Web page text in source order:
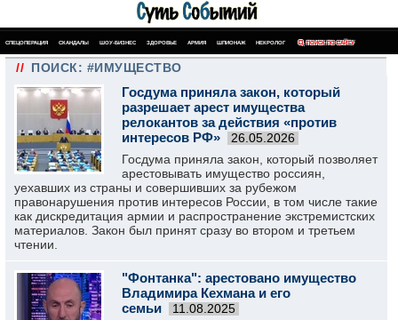
СПЕЦОПЕРАЦИЯ СКАНДАЛЫ ШОУ-БИЗНЕС ЗДОРОВЬЕ АРМИЯ ШПИОНАЖ НЕКРОЛОГ ПОИСК ПО САЙТУ
// ПОИСК: #ИМУЩЕСТВО
Госдума приняла закон, который
разрешает арест имущества
релокантов за действия «против
интересов РФ»
26.05.2026
Госдума приняла закон, который позволяет
арестовывать имущество россиян,
уехавших из страны и совершивших за рубежом
правонарушения против интересов России, в том числе такие
как дискредитация армии и распространение экстремистских
материалов. Закон был принят сразу во втором и третьем
чтении.
"Фонтанка": арестовано имущество
Владимира Кехмана и его
семьи
11.08.2025